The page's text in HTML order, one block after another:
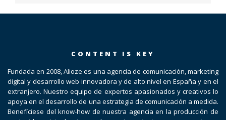
CONTENT IS KEY
Fundada en 2008, Alioze es una agencia de comunicación, marketing
digital y desarrollo web innovadora y de alto nivel en España y en el
extranjero. Nuestro equipo de expertos apasionados y creativos lo
apoya en el desarrollo de una estrategia de comunicación a medida.
Benefíciese del know-how de nuestra agencia en la producción de